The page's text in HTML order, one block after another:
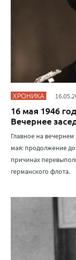
ХРОНИКА
16 мая 1946
Вечернее
Главное на
мая: продолжение
причинах
германского флота.